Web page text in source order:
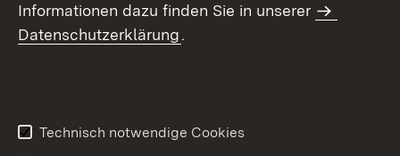
Informationen dazu finden Sie in unserer
Datenschutzerklärung.
Technisch notwendige Cookies